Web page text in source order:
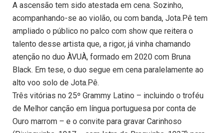
A ascensão tem sido atestada em cena. Sozinho,
acompanhando-se ao violão, ou com banda, Jota.Pê tem
ampliado o público no palco com show que reitera o
talento desse artista que, a rigor, já vinha chamando
atenção no duo ÀVUÀ, formado em 2020 com Bruna
Black. Em tese, o duo segue em cena paralelamente ao
alto voo solo de Jota.Pê.
Três vitórias no 25º Grammy Latino – incluindo o troféu
de Melhor canção em língua portuguesa por conta de
Ouro marrom – e o convite para gravar Carinhoso